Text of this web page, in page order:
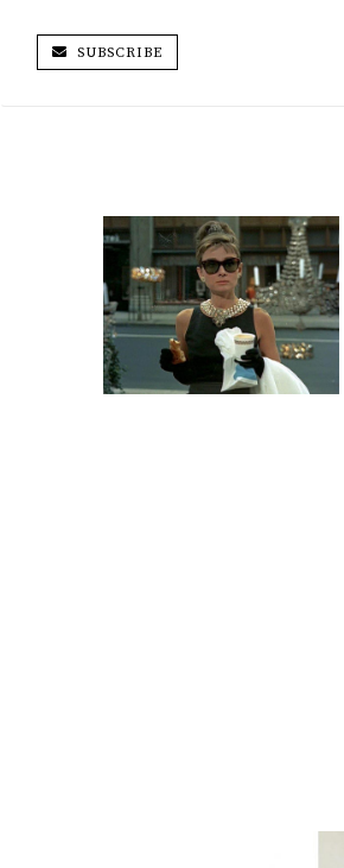
SUBSCRIBE